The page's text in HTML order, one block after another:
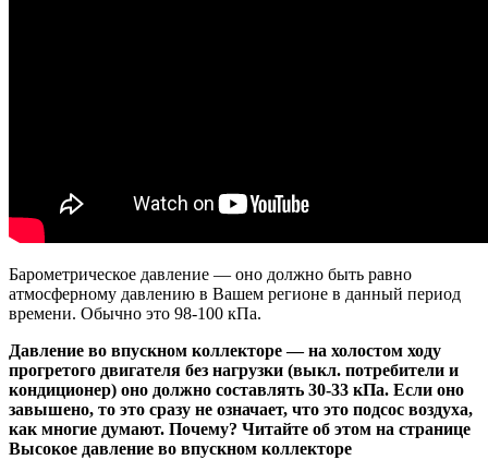
Барометрическое давление — оно должно быть равно
атмосферному давлению в Вашем регионе в данный период
времени. Обычно это 98-100 кПа.
Давление во впускном коллекторе — на холостом ходу
прогретого двигателя без нагрузки (выкл. потребители и
кондиционер) оно должно составлять 30-33 кПа. Если оно
завышено, то это сразу не означает, что это подсос воздуха,
как многие думают. Почему? Читайте об этом на странице
Высокое давление во впускном коллекторе